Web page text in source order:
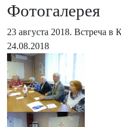
Фотогалерея
23 августа 2018. Встреча
24.08.2018